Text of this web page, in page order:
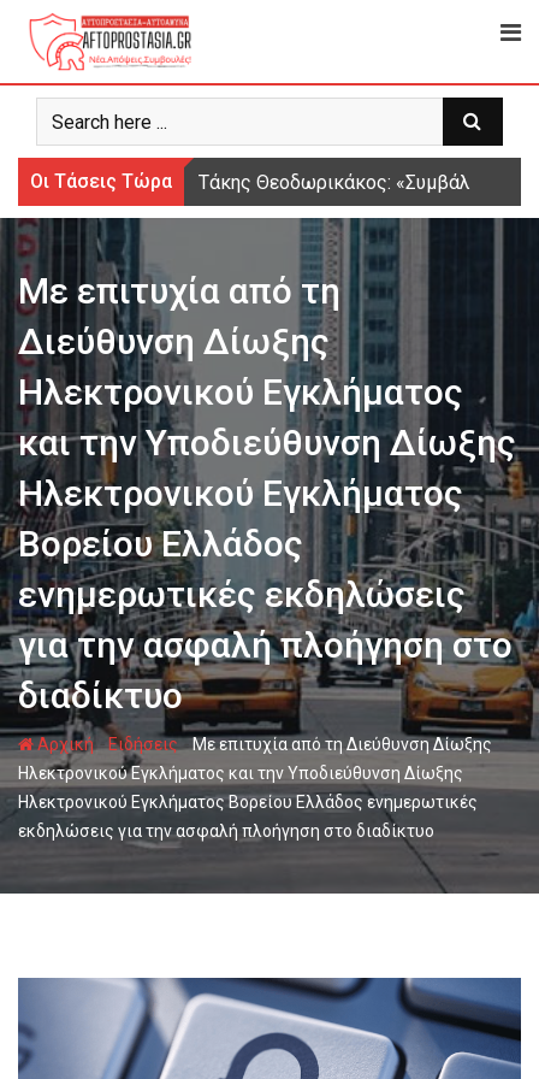
Ψάχνω
για...
Οι Τάσεις Τώρα Τάκης Θεοδωρικάκος: «Συμβάλλουμε
Με επιτυχία από τη
Διεύθυνση Δίωξης
Ηλεκτρονικού Εγκλήματος
και την Υποδιεύθυνση Δίωξης
Ηλεκτρονικού Εγκλήματος
Βορείου Ελλάδος
ενημερωτικές εκδηλώσεις
για την ασφαλή πλοήγηση στο
διαδίκτυο
Αρχική-Ειδήσεις-Με επιτυχία από τη Διεύθυνση Δίωξης
Ηλεκτρονικού Εγκλήματος και την Υποδιεύθυνση Δίωξης
Ηλεκτρονικού Εγκλήματος Βορείου Ελλάδος ενημερωτικές
εκδηλώσεις για την ασφαλή πλοήγηση στο διαδίκτυο